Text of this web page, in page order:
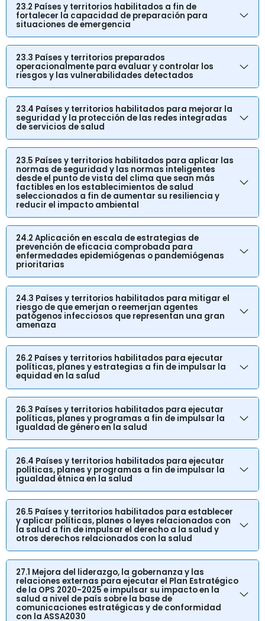
23.2 Países y territorios habilitados a fin de
fortalecer la capacidad de preparación para
situaciones de emergencia
23.3 Países y territorios preparados
operacionalmente para evaluar y controlar los
riesgos y las vulnerabilidades detectados
23.4 Países y territorios habilitados para mejorar la
seguridad y la protección de las redes integradas
de servicios de salud
23.5 Países y territorios habilitados para aplicar las
normas de seguridad y las normas inteligentes
desde el punto de vista del clima que sean más
factibles en los establecimientos de salud
seleccionados a fin de aumentar su resiliencia y
reducir el impacto ambiental
24.2 Aplicación en escala de estrategias de
prevención de eficacia comprobada para
enfermedades epidemiógenas o pandemiógenas
prioritarias
24.3 Países y territorios habilitados para mitigar el
riesgo de que emerjan o reemerjan agentes
patógenos infecciosos que representan una gran
amenaza
26.2 Países y territorios habilitados para ejecutar
políticas, planes y estrategias a fin de impulsar la
equidad en la salud
26.3 Países y territorios habilitados para ejecutar
políticas, planes y programas a fin de impulsar la
igualdad de género en la salud
26.4 Países y territorios habilitados para ejecutar
políticas, planes y programas a fin de impulsar la
igualdad étnica en la salud
26.5 Países y territorios habilitados para establecer
y aplicar políticas, planes o leyes relacionados con
la salud a fin de impulsar el derecho a la salud y
otros derechos relacionados con la salud
27.1 Mejora del liderazgo, la gobernanza y las
relaciones externas para ejecutar el Plan Estratégico
de la OPS 2020-2025 e impulsar su impacto en la
salud a nivel de país sobre la base de
comunicaciones estratégicas y de conformidad
con la ASSA2030